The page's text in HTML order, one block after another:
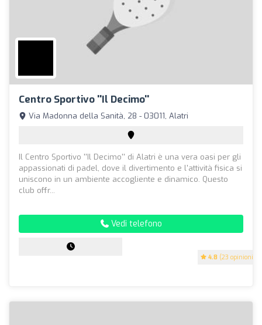
Centro Sportivo ''Il Decimo''
4.8 (23 opinioni)
Via Madonna della Sanità, 28 - 03011, Alatri
Il Centro Sportivo ''Il Decimo'' di Alatri è una vera oasi per gli
appassionati di padel, dove il divertimento e l'attività fisica si
uniscono in un ambiente accogliente e dinamico. Questo
club offr...
Vedi telefono